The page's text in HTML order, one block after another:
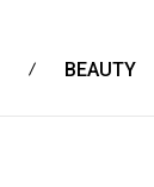
BEAUTY